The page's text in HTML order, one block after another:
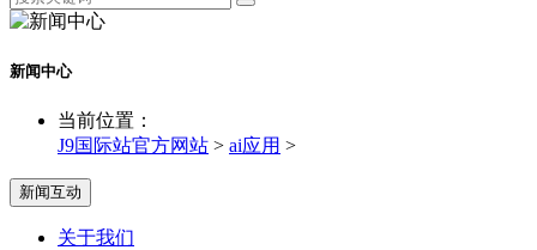
新闻中心
当前位置：
J9国际站官方网站 > ai应用 >
新闻互动
关于我们